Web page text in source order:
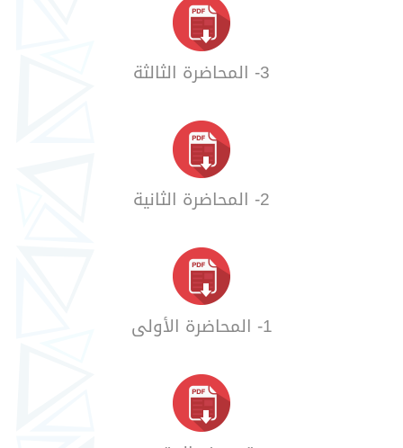
3- المحاضرة الثالثة
2- المحاضرة الثانية
1- المحاضرة الأولى